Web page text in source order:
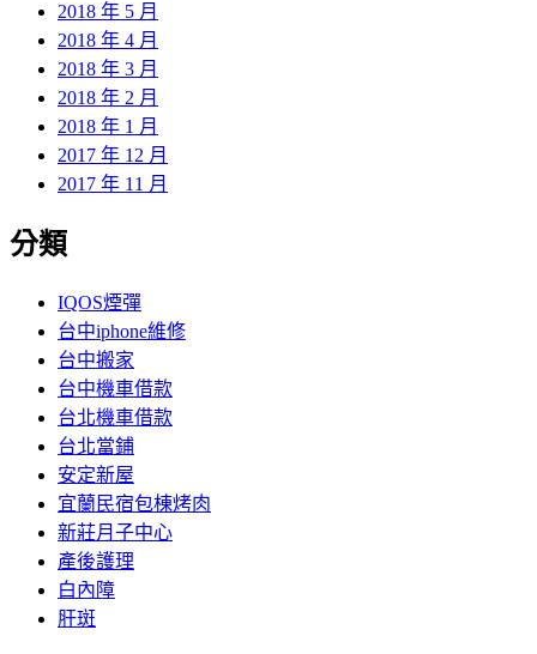
2018 年 5 月
2018 年 4 月
2018 年 3 月
2018 年 2 月
2018 年 1 月
2017 年 12 月
2017 年 11 月
分類
IQOS煙彈
台中iphone維修
台中搬家
台中機車借款
台北機車借款
台北當鋪
安定新屋
宜蘭民宿包棟烤肉
新莊月子中心
產後護理
白內障
肝斑